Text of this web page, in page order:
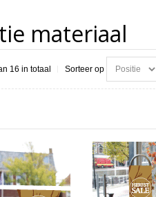
materiaal
16 in totaal Sorteer op